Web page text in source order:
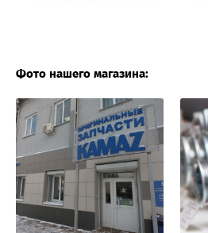
Фото нашего магазина: